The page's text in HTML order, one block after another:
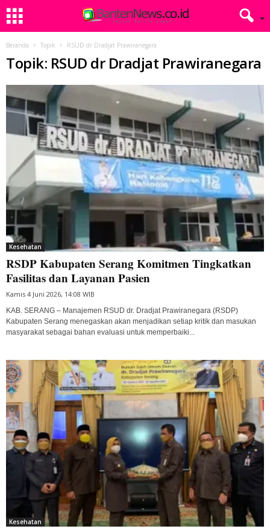
Beranda Topik RSUD dr Dradjat Prawiranegara
Topik: RSUD dr Dradjat Prawiranegara
Kesehatan
RSDP Kabupaten Serang Komitmen Tingkatkan
Fasilitas dan Layanan Pasien
Kamis 4 Juni 2026, 14:08 WIB
KAB. SERANG – Manajemen RSUD dr. Dradjat Prawiranegara (RSDP)
Kabupaten Serang menegaskan akan menjadikan setiap kritik dan masukan
masyarakat sebagai bahan evaluasi untuk memperbaiki...
Kesehatan